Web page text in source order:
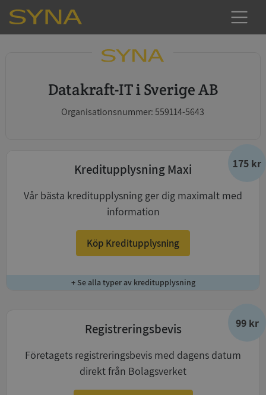
Datakraft-IT i Sverige AB
Organisationsnummer: 559114-5643
175 kr
Kreditupplysning Maxi
Vår bästa kreditupplysning ger dig maximalt med
information
Köp Kreditupplysning
+ Se alla typer av kreditupplysning
99 kr
Registreringsbevis
Företagets registreringsbevis med dagens datum
direkt från Bolagsverket